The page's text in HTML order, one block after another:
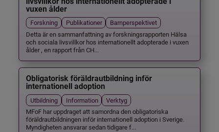
vuxen ålder
Forskning Publikationer
Barnperspektivet
Detta är en sammanfattning av forskningsrapporten Hälsa
och sociala livsvillkor hos internationellt adopterade i vuxen
ålder , en rapport från CH...
Obligatorisk föräldrautbildning inför
internationell adoption
Utbildning Information
Verktyg
MFoF har uppdraget att samordna den obligatoriska
föräldrautbildningen inför internationell adoption i Sverige.
Myndigheten ansvarar sedan tidigare f...